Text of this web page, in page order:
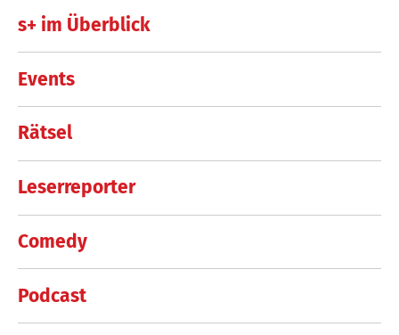
s+ im Überblick
Events
Rätsel
Leserreporter
Comedy
Podcast